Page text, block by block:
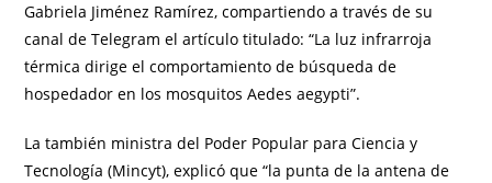
Gabriela Jiménez Ramírez, compartiendo a través de su
canal de Telegram el artículo titulado: “La luz infrarroja
térmica dirige el comportamiento de búsqueda de
hospedador en los mosquitos Aedes aegypti”.
La también ministra del Poder Popular para Ciencia y
Tecnología (Mincyt), explicó que “la punta de la antena de